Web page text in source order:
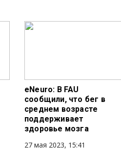
eNeuro: В FAU
сообщили, что бег в
среднем возрасте
поддерживает
здоровье мозга
27 мая 2023, 15:41